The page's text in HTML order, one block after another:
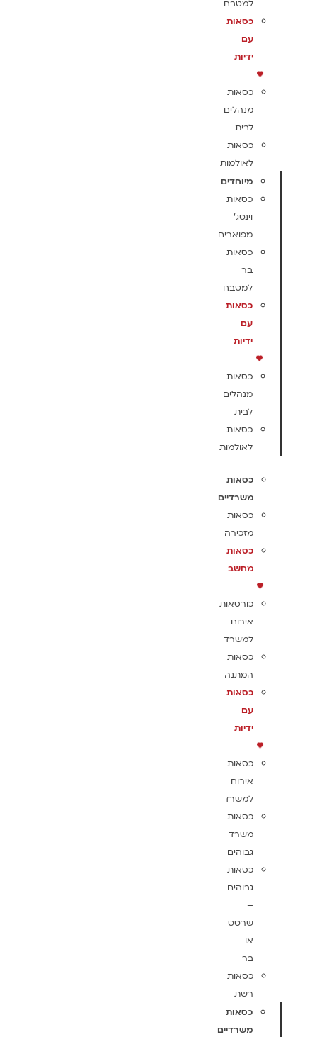
למטבח
כסאות
עם
ידיות
כסאות
מנהלים
לבית
כסאות
לאולמות
מיוחדים
כסאות
וינטג'
מפוארים
כסאות
בר
למטבח
כסאות
עם
ידיות
כסאות
מנהלים
לבית
כסאות
לאולמות
כסאות
משרדיים
כסאות
מזכירה
כסאות
מחשב
כורסאות
אירוח
למשרד
כסאות
המתנה
כסאות
עם
ידיות
כסאות
אירוח
למשרד
כסאות
משרד
גבוהים
כסאות
גבוהים
–
שרטט
או
בר
כסאות
רשת
כסאות
משרדיים